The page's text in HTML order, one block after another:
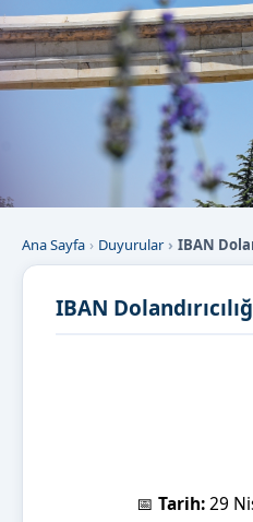
Ana Sayfa Duyurular IBAN
IBAN
📅 Tarih:29